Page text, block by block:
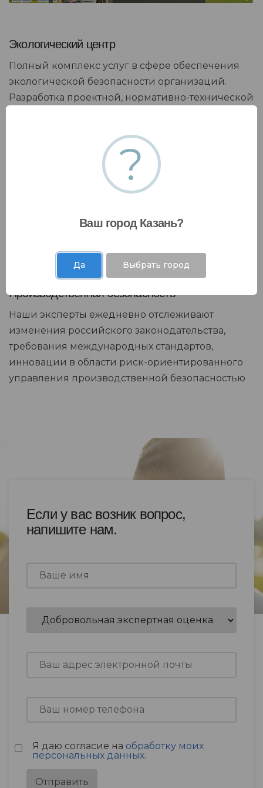
Экологический центр
Полный комплекс услуг в сфере обеспечения
экологической безопасности организаций.
Разработка проектной, нормативно-технической
Производственная безопасность
Наши эксперты ежедневно отслеживают
изменения российского законодательства,
требования международных стандартов,
инновации в области риск-ориентированного
управления производственной безопасностью
Если у вас возник вопрос,
напишите нам.
Я даю согласие на обработку моих
персональных данных.
Отправить
?
Ваш город Казань?
Да Выбрать город